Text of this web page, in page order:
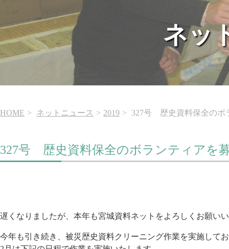
ネッ
HOME ネットニュース 2019 327号 歴史資料保全のボ
327号 歴史資料保全のボランティアを
遅くなりましたが、 本年も宮城資料ネット をよろしくお願い
今年も引き続き、 被災歴史資料クリーニング作業を実施して